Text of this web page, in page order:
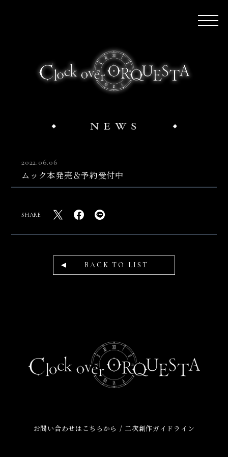
2022.06.06
ムック本発売＆予約受付中
SHARE
BACK TO LIST
お問い合わせはこちらから /二次創作ガイドライン